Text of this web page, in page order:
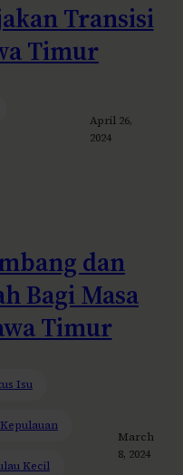
Transisi
Timur
April 26,
2024
dan
Bagi Masa
Timur
Isu
Kecil
March
8, 2024